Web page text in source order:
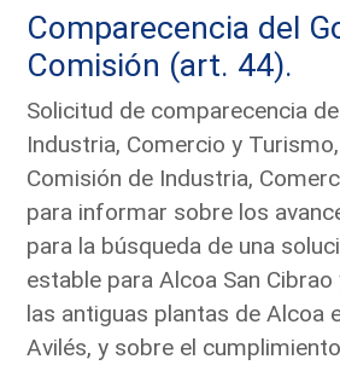
Comparecencia del
Comisión (art. 44).
Solicitud de comparecencia
Industria, Comercio y
Comisión de Industria,
para informar sobre los
para la búsqueda de una
estable para Alcoa San
las antiguas plantas de Alcoa
Avilés, y sobre el